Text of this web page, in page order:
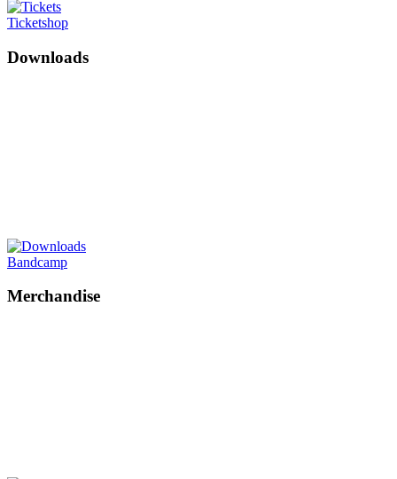
Ticketshop
Downloads
Bandcamp
Merchandise